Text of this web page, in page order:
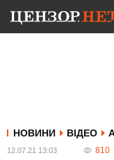
НОВИНИ ВІДЕО
12.07.21 13:03 810